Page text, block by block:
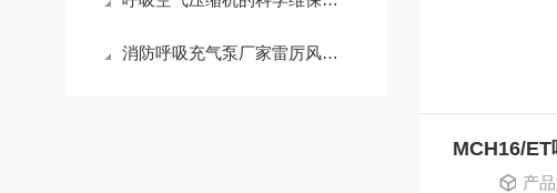
消防呼吸充气泵厂家雷厉风行闪现：呼吸器充气泵维保机构
产